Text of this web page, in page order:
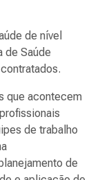
de nível
de Saúde
que acontecem
de trabalho
de